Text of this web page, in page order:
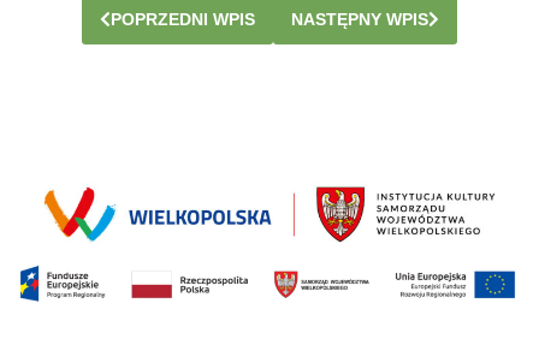
POPRZEDNI WPIS NASTĘPNY WPIS